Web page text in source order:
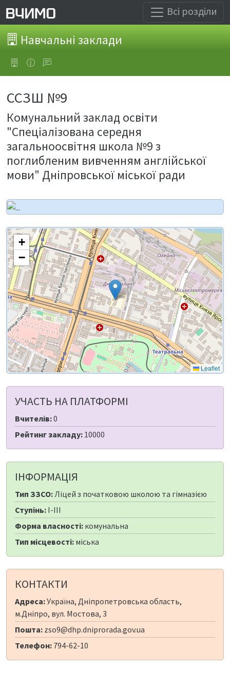
Всі розділи
Навчальні заклади
ССЗШ №9
Комунальний заклад освіти
"Спеціалізована середня
загальноосвітня школа №9 з
поглибленим вивченням англійської
мови" Дніпровської міської ради
+
−
Leaflet
УЧАСТЬ НА ПЛАТФОРМІ
Вчителів:0
Рейтинг закладу: 10000
ІНФОРМАЦІЯ
Тип ЗЗСО:Ліцей з початковою школою та гімназією
Ступінь: I-III
Форма власності: комунальна
Тип місцевості: міська
КОНТАКТИ
Адреса:Україна, Дніпропетровська область,
м.Дніпро, вул. Мостова, 3
Пошта: zso9@dhp.dniprorada.gov.ua
Телефон: 794-62-10